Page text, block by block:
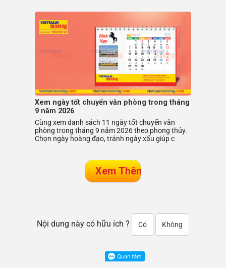
Xem ngày tốt chuyển văn phòng trong tháng
9 năm 2026
Cùng xem danh sách 11 ngày tốt chuyển văn
phòng trong tháng 9 năm 2026 theo phong thủy.
Chọn ngày hoàng đạo, tránh ngày xấu giúp c
Nội dung này có hữu ích ? Có Không